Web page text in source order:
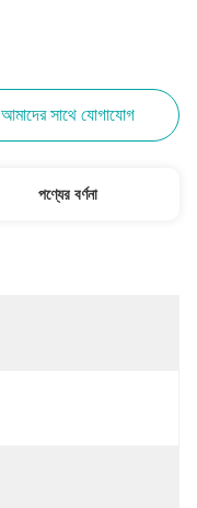
আমাদের সাথে যোগাযোগ
পণ্যের বর্ণনা